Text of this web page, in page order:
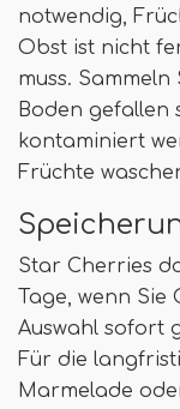
notwendig,
Obst ist nicht
muss.
Boden gefallen
kontaminiert
Früchte
Star Cherries
Tage, wenn Sie
Auswahl sofort
Für die
Marmelade